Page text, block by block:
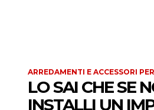
ARREDAMENTI E ACCESSORI
LO SAI CHE SE
INSTALLI UN